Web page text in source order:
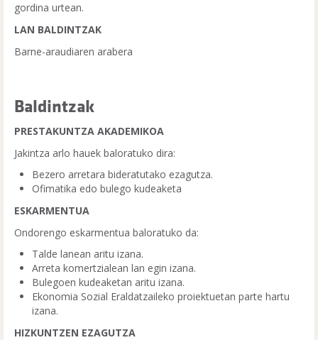
gordina urtean.
LAN BALDINTZAK
Barne-araudiaren arabera
Baldintzak
PRESTAKUNTZA AKADEMIKOA
Jakintza arlo hauek baloratuko dira:
Bezero arretara bideratutako ezagutza.
Ofimatika edo bulego kudeaketa
ESKARMENTUA
Ondorengo eskarmentua baloratuko da:
Talde lanean aritu izana.
Arreta komertzialean lan egin izana.
Bulegoen kudeaketan aritu izana.
Ekonomia Sozial Eraldatzaileko proiektuetan parte hartu
izana.
HIZKUNTZEN EZAGUTZA